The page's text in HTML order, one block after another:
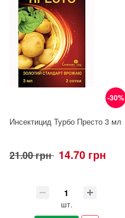
-30%
Инсектицид Турбо Престо 3 мл
21.00 грн 14.70 грн
шт.